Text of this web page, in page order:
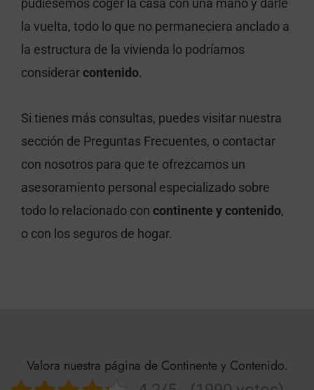
pudiésemos coger la casa con una mano y darle
la vuelta, todo lo que no permaneciera anclado a
la estructura de la vivienda lo podríamos
considerarcontenido.
Si tienes más consultas, puedes visitar nuestra
sección de Preguntas Frecuentes, o contactar
con nosotros para que te ofrezcamos un
asesoramiento personal especializado sobre
todo lo relacionado con continente y contenido,
o con los seguros de hogar.
Valora nuestra página de Continente y Contenido.